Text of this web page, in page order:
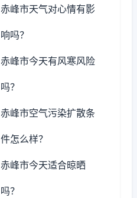
赤峰市天气对心情有影
响吗？
赤峰市今天有风寒风险
吗？
赤峰市空气污染扩散条
件怎么样？
赤峰市今天适合晾晒
吗？